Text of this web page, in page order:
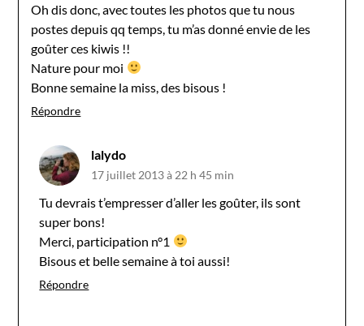
Oh dis donc, avec toutes les photos que tu nous
postes depuis qq temps, tu m’as donné envie de les
goûter ces kiwis !!
Nature pour moi
Bonne semaine la miss, des bisous !
Répondre
lalydo
17 juillet 2013 à 22 h 45 min
Tu devrais t’empresser d’aller les goûter, ils sont
super bons!
Merci, participation n°1
Bisous et belle semaine à toi aussi!
Répondre